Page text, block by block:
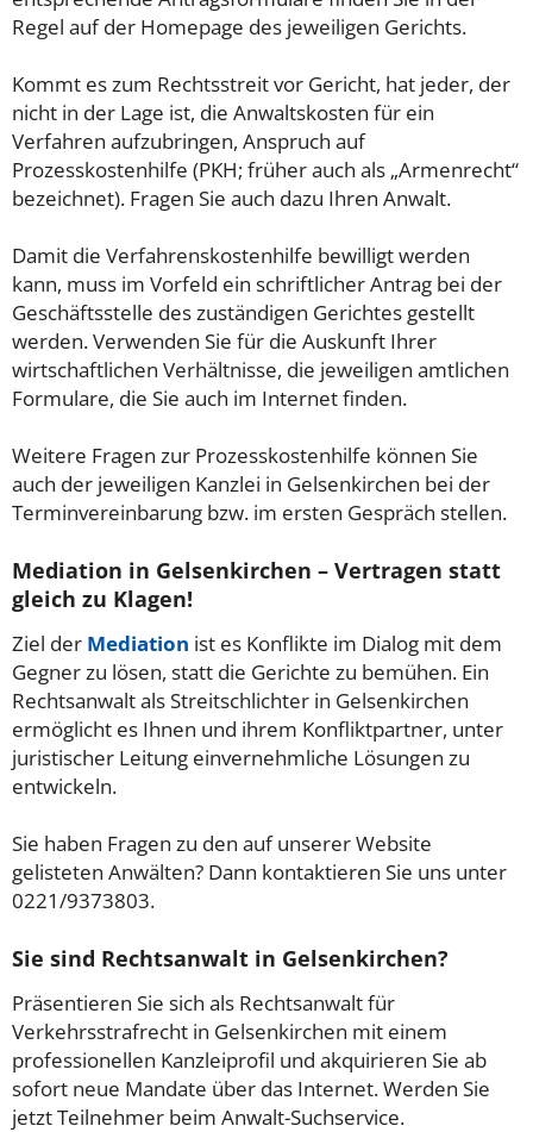
Regel auf der Homepage des jeweiligen Gerichts.
Kommt es zum Rechtsstreit vor Gericht, hat jeder, der
nicht in der Lage ist, die Anwaltskosten für ein
Verfahren aufzubringen, Anspruch auf
Prozesskostenhilfe (PKH; früher auch als „Armenrecht“
bezeichnet). Fragen Sie auch dazu Ihren Anwalt.
Damit die Verfahrenskostenhilfe bewilligt werden
kann, muss im Vorfeld ein schriftlicher Antrag bei der
Geschäftsstelle des zuständigen Gerichtes gestellt
werden. Verwenden Sie für die Auskunft Ihrer
wirtschaftlichen Verhältnisse, die jeweiligen amtlichen
Formulare, die Sie auch im Internet finden.
Weitere Fragen zur Prozesskostenhilfe können Sie
auch der jeweiligen Kanzlei in Gelsenkirchen bei der
Terminvereinbarung bzw. im ersten Gespräch stellen.
Mediation in Gelsenkirchen – Vertragen statt
gleich zu Klagen!
Ziel der Mediation ist es Konflikte im Dialog mit dem
Gegner zu lösen, statt die Gerichte zu bemühen. Ein
Rechtsanwalt als Streitschlichter in Gelsenkirchen
ermöglicht es Ihnen und ihrem Konfliktpartner, unter
juristischer Leitung einvernehmliche Lösungen zu
entwickeln.
Sie haben Fragen zu den auf unserer Website
gelisteten Anwälten? Dann kontaktieren Sie uns unter
0221/9373803.
Sie sind Rechtsanwalt in Gelsenkirchen?
Präsentieren Sie sich als Rechtsanwalt für
Verkehrsstrafrecht in Gelsenkirchen mit einem
professionellen Kanzleiprofil und akquirieren Sie ab
sofort neue Mandate über das Internet. Werden Sie
jetzt Teilnehmer beim Anwalt-Suchservice.